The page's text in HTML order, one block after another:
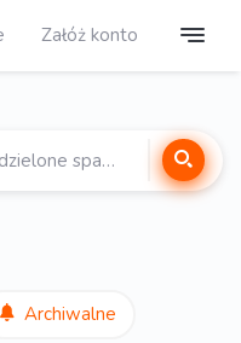
Załóż konto
Archiwalne